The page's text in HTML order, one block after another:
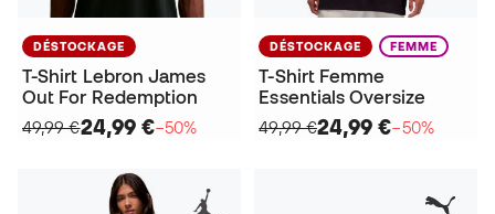
DÉSTOCKAGE
T-Shirt Lebron James
Out For Redemption
49,99 €24,99 €−50%
DÉSTOCKAGE FEMME
T-Shirt Femme
Essentials Oversize
49,99 €24,99 €−50%